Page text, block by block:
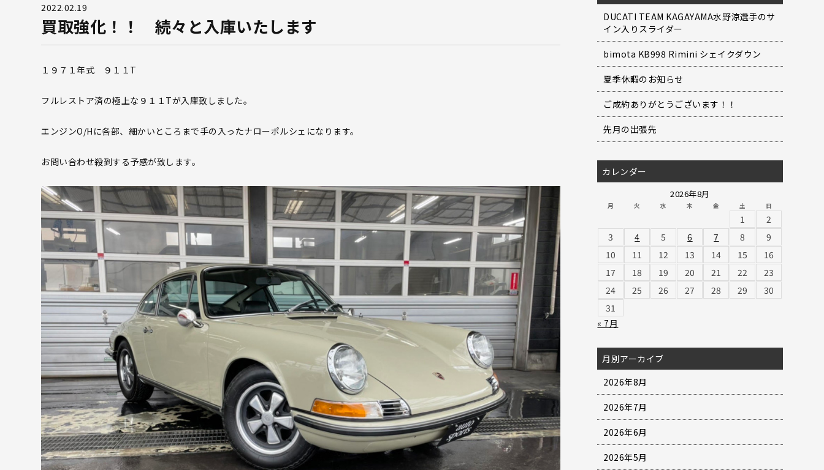
2022.02.19
買取強化！！ 続々と入庫いたします
１９７１年式 ９１１T
フルレストア済の極上な９１１Tが入庫致しました。
エンジンO/Hに各部、細かいところまで手の入ったナローポルシェになります。
お問い合わせ殺到する予感が致します。
DUCATI TEAM KAGAYAMA水野涼選手のサ
イン入りスライダー
bimota KB998 Rimini シェイクダウン
夏季休暇のお知らせ
ご成約ありがとうございます！！
先月の出張先
カレンダー
2026年8月
月 火 水 木 金 土 日
1
2
3
4 5 6 7 8
9
10
11 12 13 14 15
16
17
18 19 20 21 22
23
24
25 26 27 28 29
30
31
« 7月
月別アーカイブ
2026年8月
2026年7月
2026年6月
2026年5月